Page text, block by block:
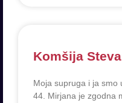
Komšija
Moja supruga i ja smo
44. Mirjana je zgodna